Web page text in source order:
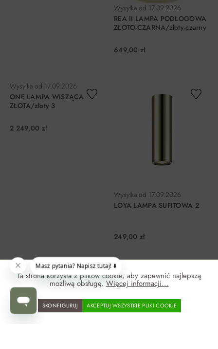
Wysyłka od 17.09.2026
REA II LAMPA PODŁOGOWA
ZŁOTO-CZARNA/złoty-czarny
649,00 zł
Wysyłka od 17.09.2026
ONE LAMPA WISZĄCA
ZŁOTA/złoty 3
2 249,00 zł
DO KOSZYKA
Wysyłka od 17.09.2026
LOYA LAMPA SUFITOWA 2
249,00 zł
1 2 3 ... 10
Ta strona korzysta z plików cookie, aby zapewnić najlepszą
możliwą obsługę. Więcej informacji...
SKONFIGURUJ AKCEPTUJ WSZYSTKIE PLIKI COOKIE